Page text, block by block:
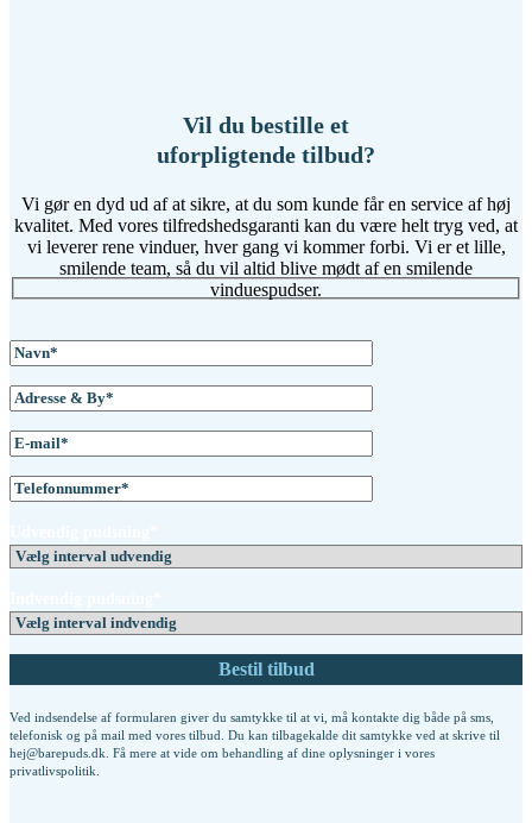
Vil du bestille et
uforpligtende tilbud?
Vi gør en dyd ud af at sikre, at du som kunde får en service af høj
kvalitet. Med vores tilfredshedsgaranti kan du være helt tryg ved, at
vi leverer rene vinduer, hver gang vi kommer forbi. Vi er et lille,
smilende team, så du vil altid blive mødt af en smilende
vinduespudser.
Ved indsendelse af formularen giver du samtykke til at vi, må kontakte dig både på sms,
telefonisk og på mail med vores tilbud. Du kan tilbagekalde dit samtykke ved at skrive til
hej@barepuds.dk. Få mere at vide om behandling af dine oplysninger i vores
privatlivspolitik